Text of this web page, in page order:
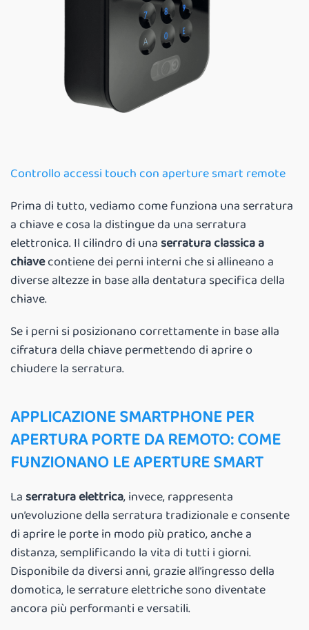
Controllo accessi touch con aperture smart remote
Prima di tutto, vediamo come funziona una serratura
a chiave e cosa la distingue da una serratura
elettronica. Il cilindro di una serratura classica a
chiavecontiene dei perni interni che si allineano a
diverse altezze in base alla dentatura specifica della
chiave.
Se i perni si posizionano correttamente in base alla
cifratura della chiave permettendo di aprire o
chiudere la serratura.
APPLICAZIONE SMARTPHONE PER
APERTURA PORTE DA REMOTO: COME
FUNZIONANO LE APERTURE SMART
La serratura elettrica, invece, rappresenta
un’evoluzione della serratura tradizionale e consente
di aprire le porte in modo più pratico, anche a
distanza, semplificando la vita di tutti i giorni.
Disponibile da diversi anni, grazie all’ingresso della
domotica, le serrature elettriche sono diventate
ancora più performanti e versatili.